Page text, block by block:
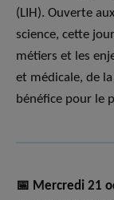
(LIH). Ouverte
science, cette
métiers et les
et médicale, de
bénéfice pour le
📅 Mercredi 21